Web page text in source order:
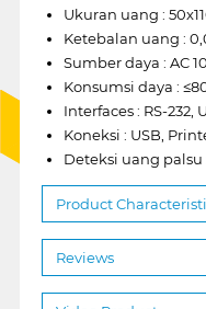
Ukuran uang :
Ketebalan uang :
Sumber daya : AC
Konsumsi daya :
Interfaces : RS-232,
Koneksi : USB,
Deteksi uang palsu :
Product
Reviews